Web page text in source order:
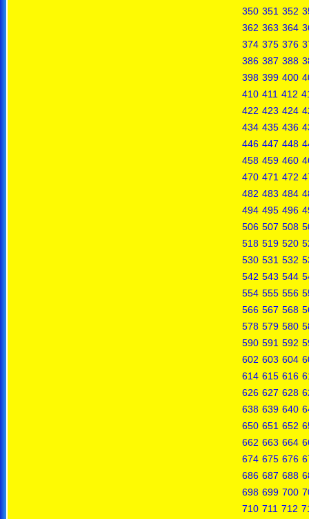
350 351 352
362 363 364
374 375 376
386 387 388
398 399 400
410 411 412
422 423 424
434 435 436
446 447 448
458 459 460
470 471 472
482 483 484
494 495 496
506 507 508
518 519 520
530 531 532
542 543 544
554 555 556
566 567 568
578 579 580
590 591 592
602 603 604
614 615 616
626 627 628
638 639 640
650 651 652
662 663 664
674 675 676
686 687 688
698 699 700
710 711 712